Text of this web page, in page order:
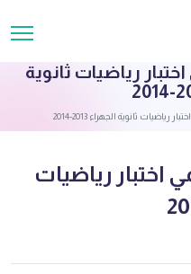
رياضيات ثانوية
ثانوية الجهراء 2013-2014
رياضيات